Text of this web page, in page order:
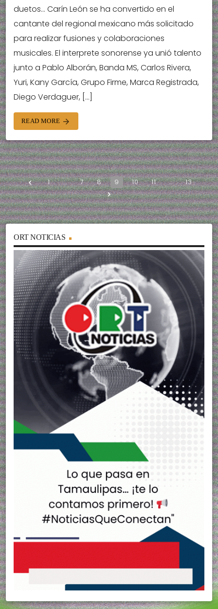
duetos… Carín León se ha convertido en el
cantante del regional mexicano más solicitado
para realizar fusiones y colaboraciones
musicales. El interprete sonorense ya unió talento
junto a Pablo Alborán, Banda MS, Carlos Rivera,
Yuri, Kany García, Grupo Firme, Marca Registrada,
Diego Verdaguer, […]
READ MORE arrow_forward
navigate_before 1 … 7 8 9 10 11 … 13
navigate_next
ORT NOTICIAS